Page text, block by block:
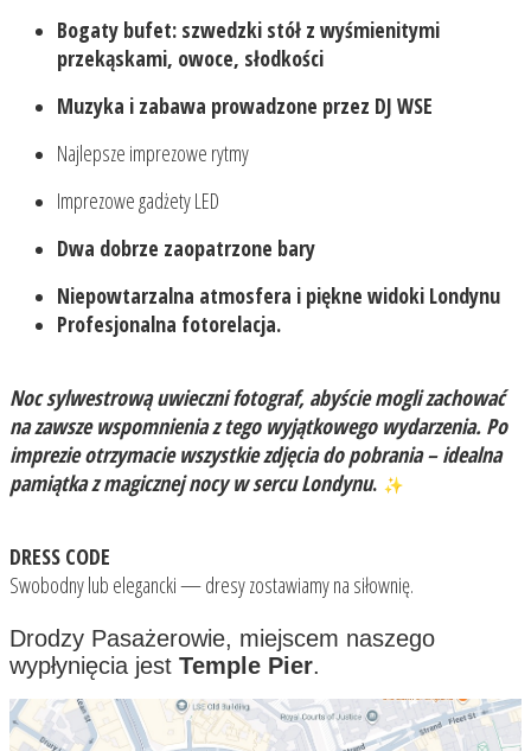
Bogaty bufet: szwedzki stół z wyśmienitymi
przekąskami, owoce, słodkości
Muzyka i zabawa prowadzone przez DJ WSE
Najlepsze imprezowe rytmy
Imprezowe gadżety LED
Dwa dobrze zaopatrzone bary
Niepowtarzalna atmosfera i piękne widoki Londynu
​Profesjonalna fotorelacja.
Noc sylwestrową uwieczni fotograf, abyście mogli zachować
na zawsze wspomnienia z tego wyjątkowego wydarzenia. Po
imprezie otrzymacie wszystkie zdjęcia do pobrania – idealna
pamiątka z magicznej nocy w sercu Londynu.
DRESS CODE
Swobodny lub elegancki — dresy zostawiamy na siłownię.
Drodzy Pasażerowie, miejscem naszego
wypłynięcia jest Temple Pier.